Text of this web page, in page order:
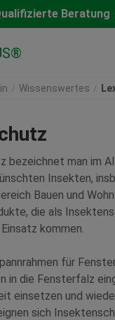
Beratung
Wissenswertes
bezeichnet man im
Insekten,
Bauen und
die als
kommen.
für
in die Fensterfalz
einsetzen und
sich